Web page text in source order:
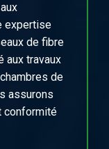
expertise
de fibre
aux travaux
de
assurons
conformité